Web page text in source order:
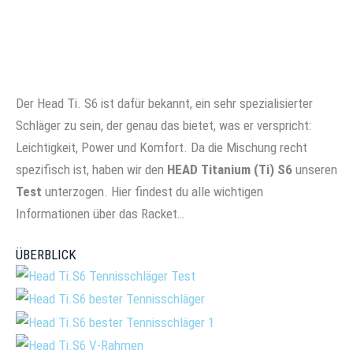
Der Head Ti. S6 ist dafür bekannt, ein sehr spezialisierter
Schläger zu sein, der genau das bietet, was er verspricht:
Leichtigkeit, Power und Komfort. Da die Mischung recht
spezifisch ist, haben wir den HEAD Titanium (Ti) S6 unseren
Test unterzogen. Hier findest du alle wichtigen
Informationen über das Racket…
ÜBERBLICK